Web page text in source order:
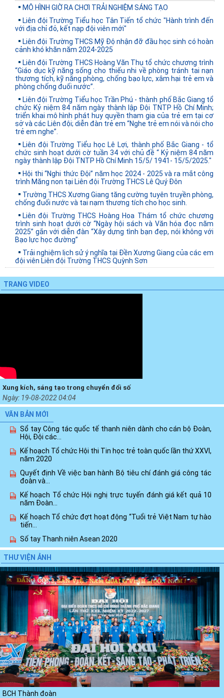
MÔ HÌNH GIỜ RA CHƠI TRẢI NGHIỆM SÁNG TẠO
Liên đội Trường Tiểu học Tân Tiến tổ chức "Hành trình đến
với địa chỉ đỏ, kết nạp đội viên mới"
Liên đội Trường THCS Mỹ Độ nhận đỡ đầu học sinh có hoàn
cảnh khó khăn năm 2024-2025
Liên đội Trường THCS Hoàng Văn Thụ tổ chức chương trình
“Giáo dục kỹ năng sống cho thiếu nhi về phòng tránh tai nạn
thương tích, kỹ năng phòng, chống bạo lực, xâm hại trẻ em và
phòng chống đuối nước”.
Liên đội Trường Tiểu học Trần Phú - thành phố Bắc Giang tổ
chức Kỷ niệm 84 năm ngày thành lập Đội TNTP Hồ Chí Minh;
triển khai mô hình phát huy quyền tham gia của trẻ em tại cơ
sở và các Liên đội; diễn đàn trẻ em “Nghe trẻ em nói và nói cho
trẻ em nghe”.
Liên đội Trường Tiểu học Lê Lợi, thành phố Bắc Giang - tổ
chức sinh hoạt dưới cờ tuần 34 với chủ đề “ Kỷ niệm 84 năm
ngày thành lập Đội TNTP Hồ Chí Minh 15/5/ 1941- 15/5/2025."
Hội thi “Nghi thức Đội” năm học 2024 - 2025 và ra mắt công
trình Măng non tại Liên đội Trường THCS Lê Quý Đôn
Trường THCS Xương Giang tăng cường tuyên truyền phòng,
chống đuối nước và tai nạm thương tích cho học sinh.
Liên đội Trường THCS Hoàng Hoa Thám tổ chức chương
trình sinh hoạt dưới cờ “Ngày hội sách và Văn hóa đọc năm
2025” gắn với diễn đàn “Xây dựng tình bạn đẹp, nói không với
Bạo lực học đường”
Trải nghiệm lịch sử ý nghĩa tại Đền Xương Giang của các em
đội viên Liên đội Trường THCS Quỳnh Sơn
TRANG VIDEO
Xung kích, sáng tạo trong chuyển đổi số
Ngày: 19-08-2022 04:04
VĂN BẢN MỚI
Sổ tay Công tác quốc tế thanh niên dành cho cán bộ Đoàn,
Hội, Đội các...
Kế hoạch Tổ chức Hội thi Tin học trẻ toàn quốc lần thứ XXVI,
năm 2020
Quyết định Về việc ban hành Bộ tiêu chí đánh giá công tác
đoàn và...
Kế hoạch Tổ chức Hội nghị trực tuyến đánh giá kết quả 10
năm Đoàn...
Kế hoạch Tổ chức đợt hoạt động “Tuổi trẻ Việt Nam tự hào
tiến...
Số tay Thanh niên Asean 2020
Cuộc thi video, clip “Vì một Việt Nam xanh”
Phê duyệt Đề án chăm sóc vì sự phát triển toàn diện trẻ em
trong những...
Xem thêm
THƯ VIỆN ẢNH
BCH Thành đoàn